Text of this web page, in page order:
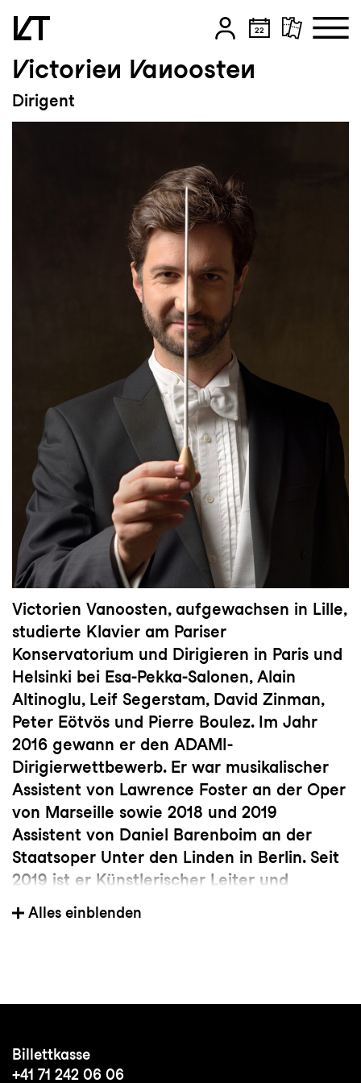
Zum Hauptinhalt springen
Zum Footer springen
Victorien Vanoosten
Dirigent
Victorien Vanoosten, aufgewachsen in Lille,
studierte Klavier am Pariser
Konservatorium und Dirigieren in Paris und
Helsinki bei Esa-Pekka-Salonen, Alain
Altinoglu, Leif Segerstam, David Zinman,
Peter Eötvös und Pierre Boulez. Im Jahr
2016 gewann er den ADAMI-
Dirigierwettbewerb. Er war musikalischer
Assistent von Lawrence Foster an der Oper
von Marseille sowie 2018 und 2019
Assistent von Daniel Barenboim an der
Staatsoper Unter den Linden in Berlin. Seit
2019 ist er Künstlerischer Leiter und
Chefdirigent des Ensemble Symphonique
de Neuchâtel und seit 2024 parallel dazu
seine Debüts im Wiener Musikverein, beim
Alles einblenden
Billettkasse
+41 71 242 06 06